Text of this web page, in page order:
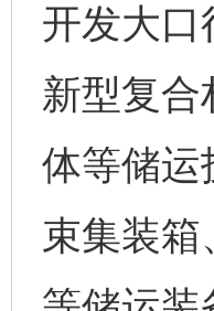
开发大口
新型复
体等储运
束集装